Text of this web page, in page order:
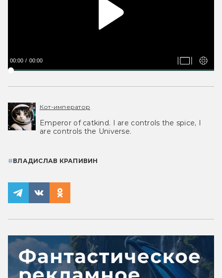
00:00 00:00
Кот-император
Emperor of catkind. I are controls the spice, I
are controls the Universe.
#ВЛАДИСЛАВ КРАПИВИН